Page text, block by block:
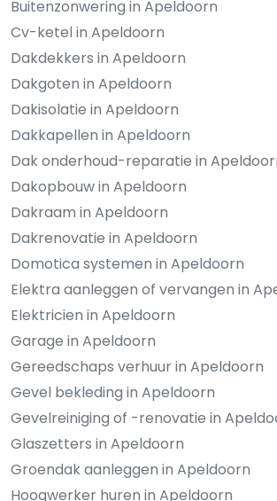
Buitenzonwering in Apeldoorn
Cv-ketel in Apeldoorn
Dakdekkers in Apeldoorn
Dakgoten in Apeldoorn
Dakisolatie in Apeldoorn
Dakkapellen in Apeldoorn
Dak onderhoud-reparatie in
Dakopbouw in Apeldoorn
Dakraam in Apeldoorn
Dakrenovatie in Apeldoorn
Domotica systemen in Apeldoorn
Elektra aanleggen of vervangen in
Elektricien in Apeldoorn
Garage in Apeldoorn
Gereedschaps verhuur in Apeldoorn
Gevel bekleding in Apeldoorn
Gevelreiniging of -renovatie in
Glaszetters in Apeldoorn
Groendak aanleggen in Apeldoorn
Hoogwerker huren in Apeldoorn